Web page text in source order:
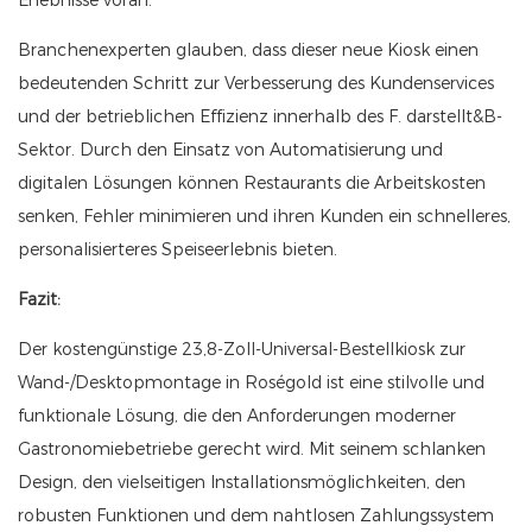
Branchenexperten glauben, dass dieser neue Kiosk einen
bedeutenden Schritt zur Verbesserung des Kundenservices
und der betrieblichen Effizienz innerhalb des F. darstellt&B-
Sektor. Durch den Einsatz von Automatisierung und
digitalen Lösungen können Restaurants die Arbeitskosten
senken, Fehler minimieren und ihren Kunden ein schnelleres,
personalisierteres Speiseerlebnis bieten.
Fazit:
Der kostengünstige 23,8-Zoll-Universal-Bestellkiosk zur
Wand-/Desktopmontage in Roségold ist eine stilvolle und
funktionale Lösung, die den Anforderungen moderner
Gastronomiebetriebe gerecht wird. Mit seinem schlanken
Design, den vielseitigen Installationsmöglichkeiten, den
robusten Funktionen und dem nahtlosen Zahlungssystem